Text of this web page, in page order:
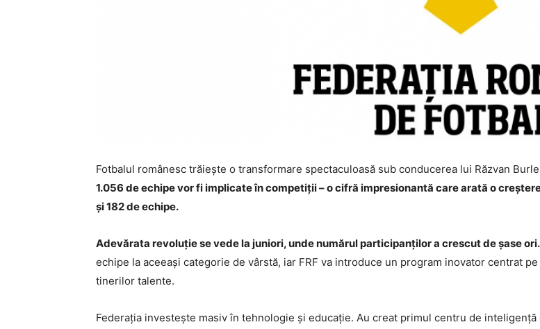
Fotbalul românesc trăiește o transformare spectaculoasă sub conducerea lui Răzvan
1.056 de echipe vor fi implicate în competiții – o cifră impresionantă care arată o
și 182 de echipe.
Adevărata revoluție se vede la juniori, unde numărul participanților a crescut de șase ori.
echipe la aceeași categorie de vârstă, iar FRF va introduce un program inovator centrat
tinerilor talente.
Federația investește masiv în tehnologie și educație. Au creat primul centru de